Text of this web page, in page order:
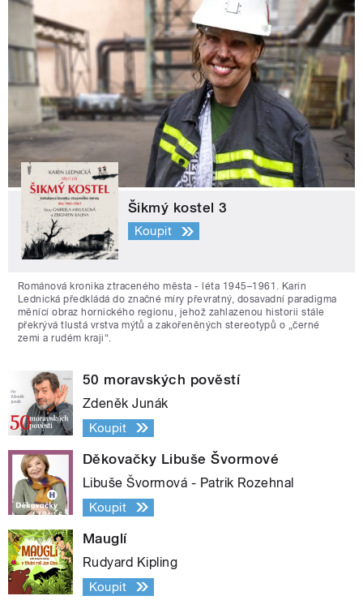
Šikmý kostel 3
Koupit
Románová kronika ztraceného města - léta 1945–1961. Karin
Lednická předkládá do značné míry převratný, dosavadní paradigma
měnící obraz hornického regionu, jehož zahlazenou historii stále
překrývá tlustá vrstva mýtů a zakořeněných stereotypů o „černé
zemi a rudém kraji“.
50 moravských pověstí
Zdeněk Junák
Koupit
Děkovačky Libuše Švormové
Libuše Švormová - Patrik Rozehnal
Koupit
Mauglí
Rudyard Kipling
Koupit